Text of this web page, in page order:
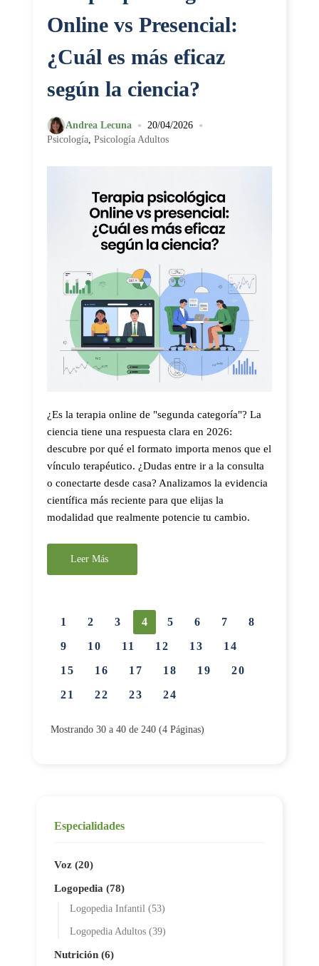
Online vs Presencial:
¿Cuál es más eficaz
según la ciencia?
Andrea Lecuna • 20/04/2026 •
Psicología, Psicología Adultos
¿Es la terapia online de "segunda categoría"? La
ciencia tiene una respuesta clara en 2026:
descubre por qué el formato importa menos que el
vínculo terapéutico. ¿Dudas entre ir a la consulta
o conectarte desde casa? Analizamos la evidencia
científica más reciente para que elijas la
modalidad que realmente potencie tu cambio.
Leer Más
1 2 3 4 5 6 7
8
9
10 11 12 13
14
15
16 17 18 19
20
21
22 23 24
Mostrando 30 a 40 de 240 (4 Páginas)
Especialidades
Voz (20)
Logopedia (78)
Logopedia Infantil (53)
Logopedia Adultos (39)
Nutrición (6)